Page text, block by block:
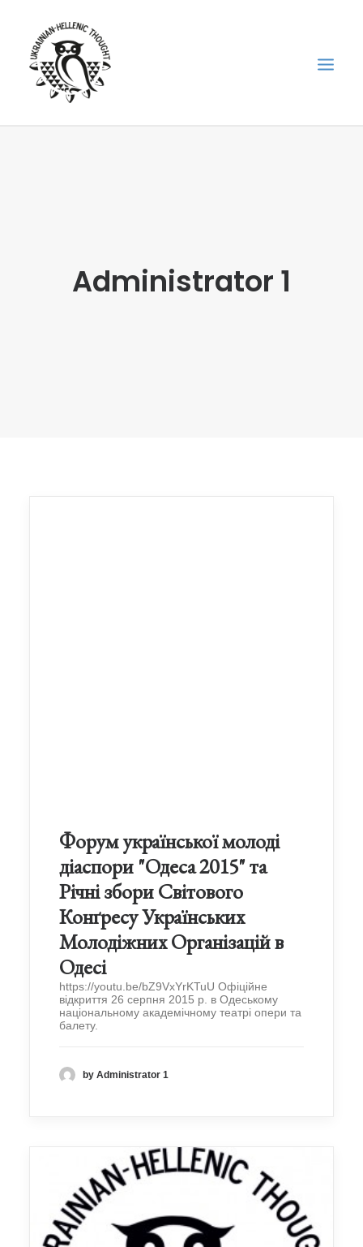
ПРО НАСAdministrator 1
Форум української молоді
діаспори "Одеса 2015" та
Річні збори Світового
Конґресу Українських
Молодіжних Організацій в
Одесі
https://youtu.be/bZ9VxYrKTuU Офіційне
відкриття 26 серпня 2015 р. в Одеському
національному академічному театрі опери та
балету.
by Administrator 1